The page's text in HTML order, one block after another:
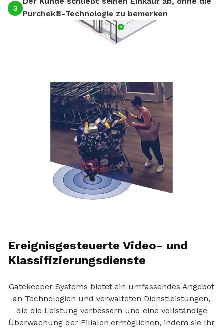
3
Purchek®-Technologie zu bemerken
3
Ereignisgesteuerte Video- und
Klassifizierungsdienste
Gatekeeper Systems bietet ein umfassendes Angebot
an Technologien und verwalteten Dienstleistungen,
die die Leistung verbessern und eine vollständige
Überwachung der Filialen ermöglichen, indem sie Ihr